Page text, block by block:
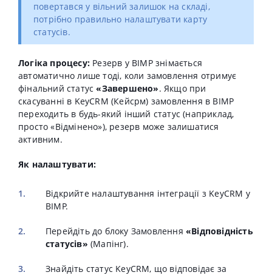
повертався у вільний залишок на складі,
потрібно правильно налаштувати карту
статусів.
Логіка процесу: Резерв у BIMP знімається
автоматично лише тоді, коли замовлення отримує
фінальний статус«Завершено». Якщо при
скасуванні в KeyCRM (Кейсрм) замовлення в BIMP
переходить в будь-який інший статус (наприклад,
просто «Відмінено»), резерв може залишатися
активним.
Як налаштувати:
Відкрийте налаштування інтеграції з KeyCRM у
BIMP.
Перейдіть до блоку Замовлення «Відповідність
статусів» (Мапінг).
Знайдіть статус KeyCRM, що відповідає за